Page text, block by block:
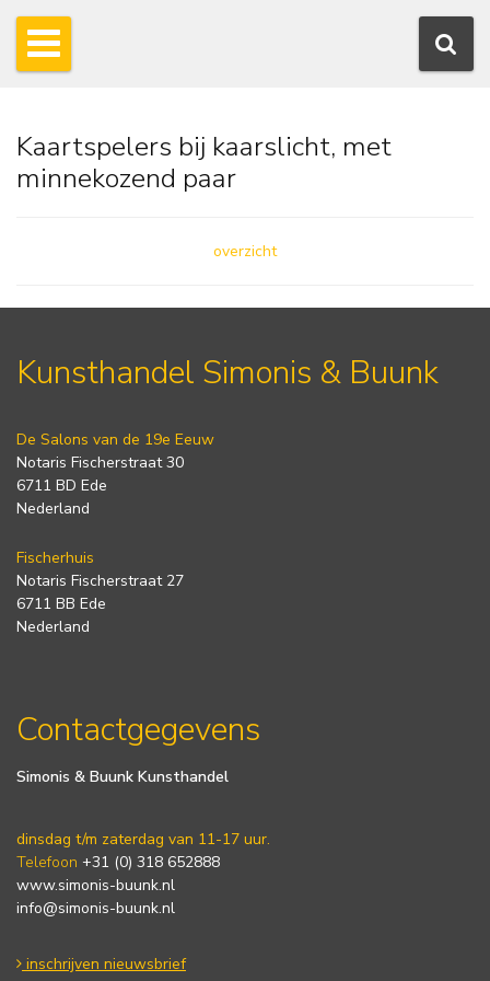
Kaartspelers bij kaarslicht, met
minnekozend paar
overzicht
Kunsthandel Simonis & Buunk
De Salons van de 19e Eeuw
Notaris Fischerstraat 30
6711 BD Ede
Nederland
Fischerhuis
Notaris Fischerstraat 27
6711 BB Ede
Nederland
Contactgegevens
Simonis & Buunk Kunsthandel
dinsdag t/m zaterdag van 11-17 uur.
Telefoon +31 (0) 318 652888
www.simonis-buunk.nl
info@simonis-buunk.nl
inschrijven nieuwsbrief